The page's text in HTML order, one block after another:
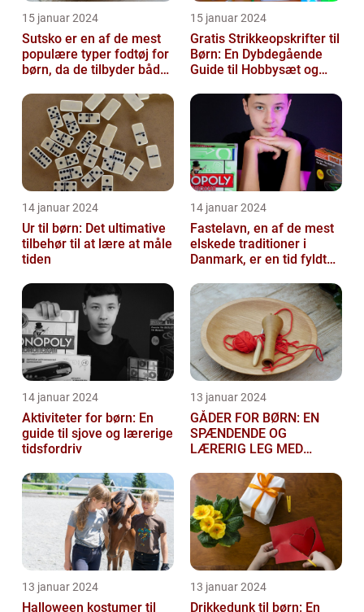
15 januar 2024
Sutsko er en af de mest
populære typer fodtøj for
børn, da de tilbyder både
15 januar 2024
Gratis Strikkeopskrifter til
Børn: En Dybdegående
Guide til Hobbysæt og
14 januar 2024
Ur til børn: Det ultimative
tilbehør til at lære at måle
tiden
14 januar 2024
Fastelavn, en af de mest
elskede traditioner i
Danmark, er en tid fyldt
festligheder fo...
14 januar 2024
Aktiviteter for børn: En
guide til sjove og lærerige
tidsfordriv
13 januar 2024
GÅDER FOR BØRN: EN
SPÆNDENDE OG
LÆRERIG LEG MED
13 januar 2024
Halloween kostumer til
13 januar 2024
Drikkedunk til børn: En